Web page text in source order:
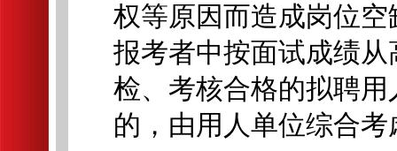
权等原因而造成岗位
报考者中按面试成绩
检、考核合格的拟聘
的，由用人单位综合